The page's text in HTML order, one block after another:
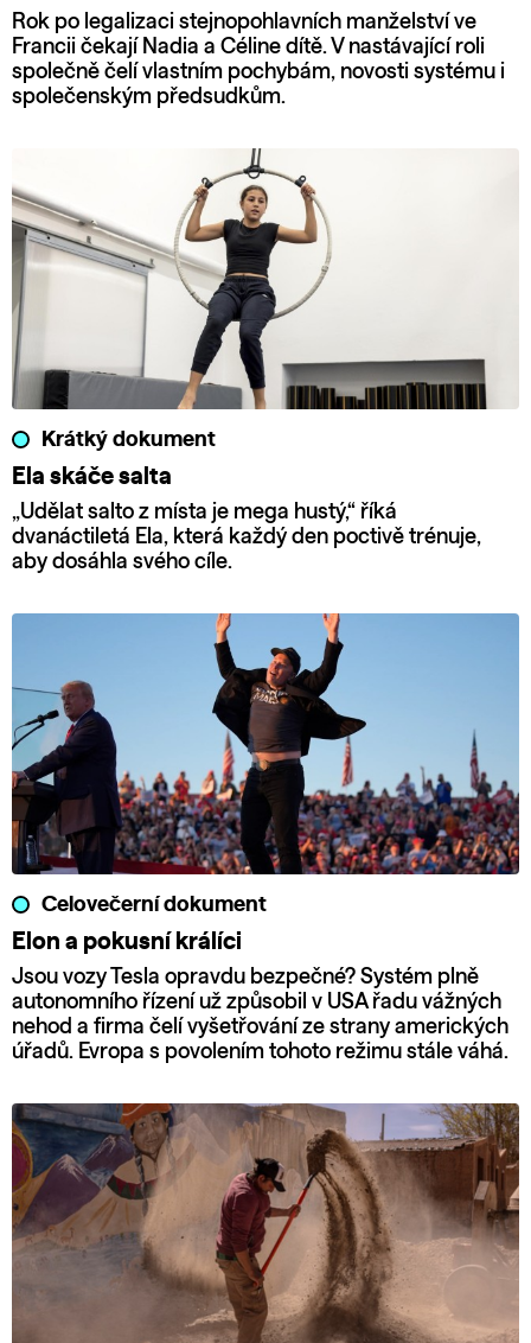
Rok po legalizaci stejnopohlavních manželství ve
Francii čekají Nadia a Céline dítě. V nastávající roli
společně čelí vlastním pochybám, novosti systému i
společenským předsudkům.
Krátký dokument
Ela skáče salta
„Udělat salto z místa je mega hustý,“ říká
dvanáctiletá Ela, která každý den poctivě trénuje,
aby dosáhla svého cíle.
Celovečerní dokument
Elon a pokusní králíci
Jsou vozy Tesla opravdu bezpečné? Systém plně
autonomního řízení už způsobil v USA řadu vážných
nehod a firma čelí vyšetřování ze strany amerických
úřadů. Evropa s povolením tohoto režimu stále váhá.